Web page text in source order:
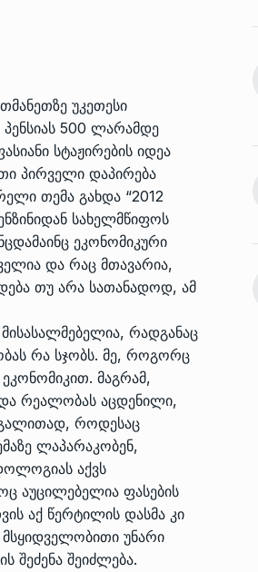
უკეთესი
500 ლარამდე
სტაჟირების იდეა
პირველი დაპირება
თემა გახდა “2012
სახელმწიფოს
ეკონომიკური
და რაც მთავარია,
თუ არა სათანადოდ, ამ
რადგანაც
რა სჯობს. მე, როგორც
მაგრამ,
რეალობას აცდენილი,
როდესაც
ლაპარაკობენ,
აქვს
აუცილებელია ფასების
აქ წერტილის დასმა კი
მსყიდველობითი უნარი
შეძენა შეიძლება.
13/05/2022
მინისტრი ირაკლი
ოზურგეთის
სტარტაპერებს…
15/05/2022
მინისტრმა ირაკლი
ოზურგეთის…
15/05/2022